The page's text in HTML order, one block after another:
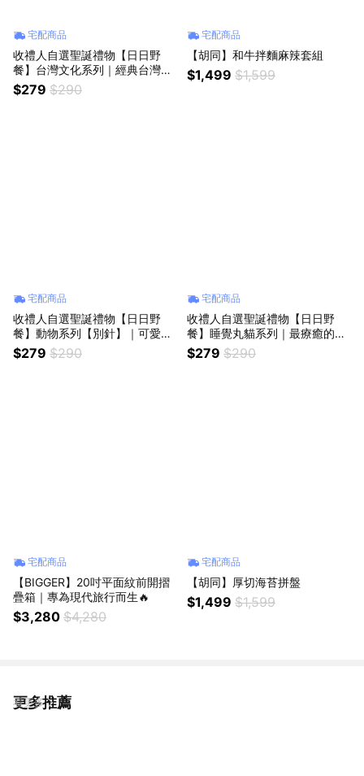
宅配商品
收禮人自選聖誕禮物【日日野
餐】台灣文化系列｜經典台灣小
物，荒唐可愛❤️
$279 $290
宅配商品
【胡同】和牛拌麵麻辣套組
$1,499 $1,599
宅配商品
收禮人自選聖誕禮物【日日野
餐】動物系列【別針】｜可愛動
物園大集合❤️
$279 $290
宅配商品
收禮人自選聖誕禮物【日日野
餐】睡覺丸貓系列｜最療癒的貓
咪狀態就是睡覺睡成醬子！丸貓
❤️
$279 $290
宅配商品
【BIGGER】20吋平面紋前開摺
疊箱｜專為現代旅行而生🔥
$3,280 $4,280
宅配商品
【胡同】厚切海苔拼盤
$1,499 $1,599
更多推薦
看更多